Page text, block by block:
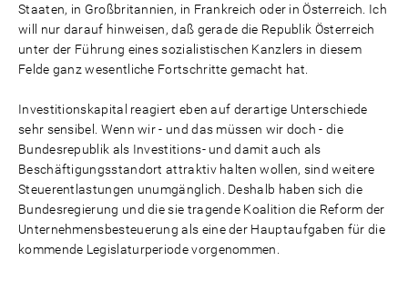
Staaten, in Großbritannien, in Frankreich oder in Österreich. Ich
will nur darauf hinweisen, daß gerade die Republik Österreich
unter der Führung eines sozialistischen Kanzlers in diesem
Felde ganz wesentliche Fortschritte gemacht hat.
Investitionskapital reagiert eben auf derartige Unterschiede
sehr sensibel. Wenn wir - und das müssen wir doch - die
Bundesrepublik als Investitions- und damit auch als
Beschäftigungsstandort attraktiv halten wollen, sind weitere
Steuerentlastungen unumgänglich. Deshalb haben sich die
Bundesregierung und die sie tragende Koalition die Reform der
Unternehmensbesteuerung als eine der Hauptaufgaben für die
kommende Legislaturperiode vorgenommen.